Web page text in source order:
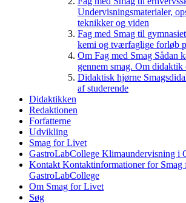
Undervisningsmaterialer,
teknikker og viden
Fag med Smag til gymnasiet
kemi og tværfaglige forløb
Om Fag med Smag Sådan
gennem smag. Om
Didaktisk hjørne
af studerende
Didaktikken
Redaktionen
Forfatterne
Udvikling
Smag for Livet
GastroLabCollege Klimaundervisning i
Kontakt Kontaktinformationer for
GastroLabCollege
Om Smag for Livet
Søg